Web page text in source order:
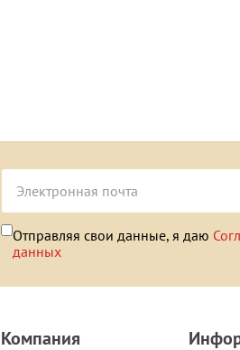
Отправляя свои данные, я даю
данных
Компания